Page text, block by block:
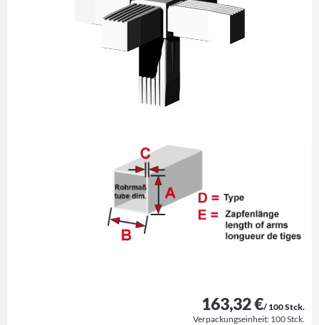
163,32 €/ 100 Stck.
Verpackungseinheit: 100 Stck.